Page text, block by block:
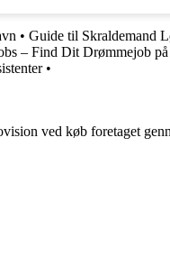
• Guide til Skraldemand
– Find Dit Drømmejob
•
ved køb foretaget